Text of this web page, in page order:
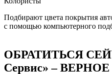
Подбирают цвета покрытия
с помощью компьютерного
ОБРАТИТЬСЯ
Сервис» –